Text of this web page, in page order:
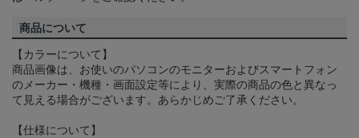
商品について
【カラーについて】
商品画像は、お使いのパソコンのモニターおよびスマートフォン
のメーカー・機種・画面設定等により、実際の商品の色と異なっ
て見える場合がございます。あらかじめご了承ください。
【仕様について】